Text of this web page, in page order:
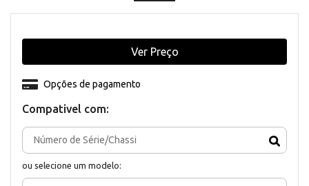
Compativel com:
ou selecione um modelo:
Opções de pagamento
Ver Preço